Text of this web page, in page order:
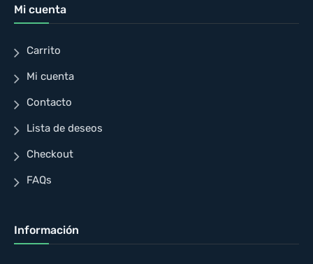
Mi cuenta
Carrito
Mi cuenta
Contacto
Lista de deseos
Checkout
FAQs
Información